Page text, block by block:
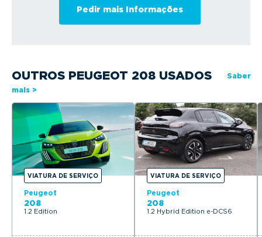
OUTROS PEUGEOT 208 USADOS
Saber
mais >
VIATURA DE SERVIÇO
Peugeot
208
1.2 Edition
VIATURA DE SERVIÇO
Peugeot
208
1.2 Hybrid Edition e-DCS6